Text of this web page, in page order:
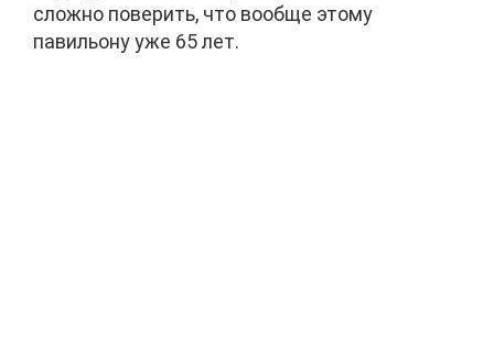
сложно поверить, что вообще этому
павильону уже 65 лет.